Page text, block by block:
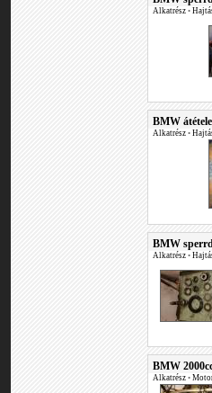
Alkatrész •
BMW
Alkatrész •
BMW
Alkatrész •
BMW
Alkatrész •